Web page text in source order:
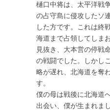
樋口中将は、太平洋戦
の占守島に侵攻したソ
した方です。これは終
海道まで占領してしま
見抜き、大本営の停戦
の戦闘でした。しかし
略が遅れ、北海道を奪
す。
僕の母は戦後に北海道
出会い、僕が生まれまし